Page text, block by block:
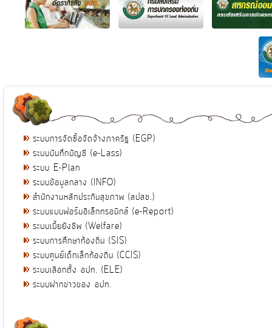
ระบบการจัดซื้อจัดจ้างภาครัฐ (EGP)
ระบบบันทึกบัญชี (e-Lass)
ระบบ E-Plan
ระบบข้อมูลกลาง (INFO)
สำนักงานหลักประกันสุขภาพ (สปสช.)
ระบบแบบฟอร์มอิเล็กทรอนิกส์ (e-Report)
ระบบเบี้ยยังชีพ (Welfare)
ระบบการศึกษาท้องถิ่น (SIS)
ระบบศูนย์เด็กเล็กท้องถิ่น (CCIS)
ระบบเลือกตั้ง อปท. (ELE)
ระบบฝากข่าวของ อปท.